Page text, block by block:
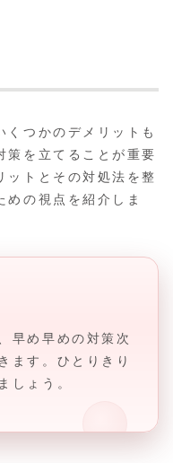
くつかのデメリットも
策を立てることが重要
ットとその対処法を整
めの視点を紹介しま
早め早めの対策次
ます。ひとりきり
しょう。